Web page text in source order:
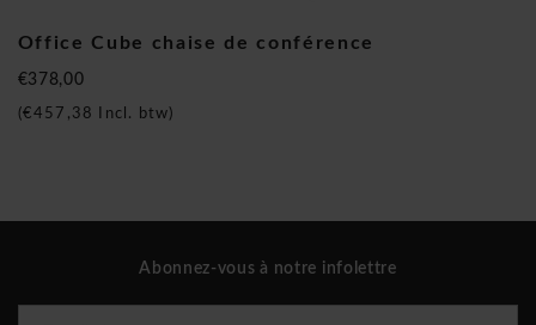
Office Cube chaise de conférence
€378,00
(€457,38 Incl. btw)
Abonnez-vous à notre infolettre